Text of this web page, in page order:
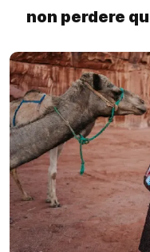
non perdere